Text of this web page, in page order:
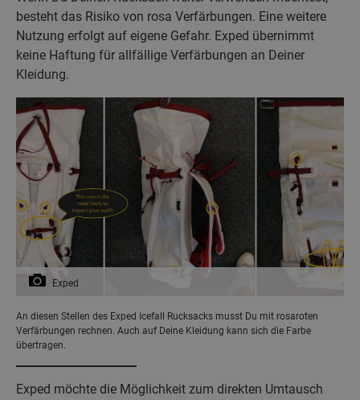
besteht das Risiko von rosa Verfärbungen. Eine weitere
Nutzung erfolgt auf eigene Gefahr. Exped übernimmt
keine Haftung für allfällige Verfärbungen an Deiner
Kleidung.
Exped
An diesen Stellen des Exped Icefall Rucksacks musst Du mit rosaroten
Verfärbungen rechnen. Auch auf Deine Kleidung kann sich die Farbe
übertragen.
Exped möchte die Möglichkeit zum direkten Umtausch